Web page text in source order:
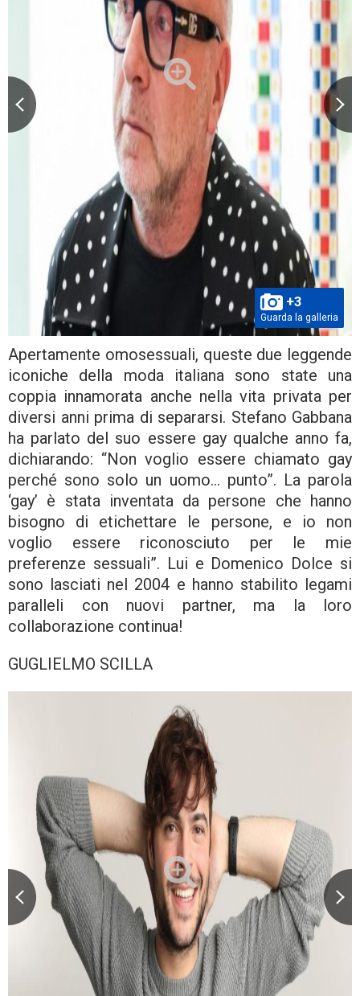
+3
Guarda la galleria
Apertamente omosessuali, queste due leggende
iconiche della moda italiana sono state una
coppia innamorata anche nella vita privata per
diversi anni prima di separarsi. Stefano Gabbana
ha parlato del suo essere gay qualche anno fa,
dichiarando: “Non voglio essere chiamato gay
perché sono solo un uomo… punto”. La parola
‘gay’ è stata inventata da persone che hanno
bisogno di etichettare le persone, e io non
voglio essere riconosciuto per le mie
preferenze sessuali”. Lui e Domenico Dolce si
sono lasciati nel 2004 e hanno stabilito legami
paralleli con nuovi partner, ma la loro
collaborazione continua!
GUGLIELMO SCILLA